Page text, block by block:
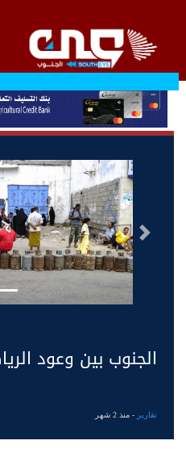
السابق
الجنوب بين وعود
تقارير - منذ 2 شهر